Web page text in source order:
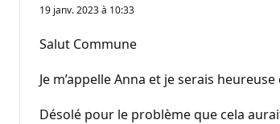
19 janv. 2023 à 10:33
Salut Commune
Je m’appelle Anna et je serais
Désolé pour le problème que cela